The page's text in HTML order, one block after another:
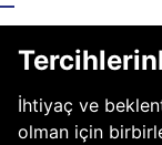
İhtiyaç ve
olman için